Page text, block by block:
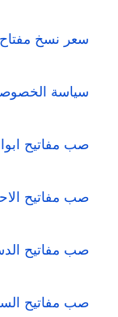
سعر نسخ مفتاح
سياسة
صب مفاتيح
صب مفاتيح
صب مفاتيح
صب مفاتيح